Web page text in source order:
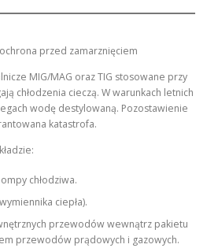
przed zamarznięciem
MIG/MAG oraz TIG stosowane przy
chłodzenia cieczą. W warunkach letnich
wodę destylowaną. Pozostawienie
katastrofa.
chłodziwa.
ciepła).
przewodów wewnątrz pakietu
przewodów prądowych i gazowych.